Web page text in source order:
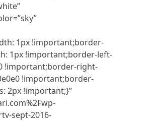
1px !important;border-
1px !important;border-left-
!important;border-right-
!important;border-
2px !important;}”
sept-2016-